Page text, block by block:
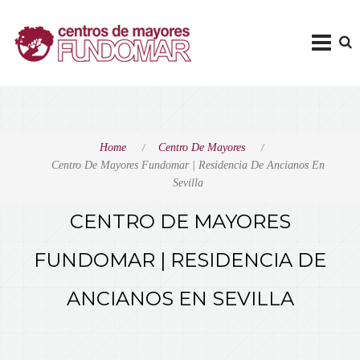
Home
Centro De Mayores
Centro De Mayores Fundomar | Residencia De Ancianos En
Sevilla
CENTRO DE MAYORES
FUNDOMAR | RESIDENCIA DE
ANCIANOS EN SEVILLA